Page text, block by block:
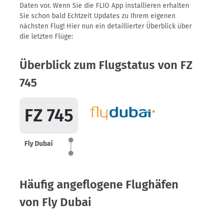
Daten vor. Wenn Sie die FLIO App installieren erhalten
Sie schon bald Echtzeit Updates zu Ihrem eigenen
nächsten Flug! Hier nun ein detaillierter Überblick über
die letzten Flüge:
Überblick zum Flugstatus von FZ
745
FZ 745
Fly Dubai
Häufig angeflogene Flughäfen
von Fly Dubai